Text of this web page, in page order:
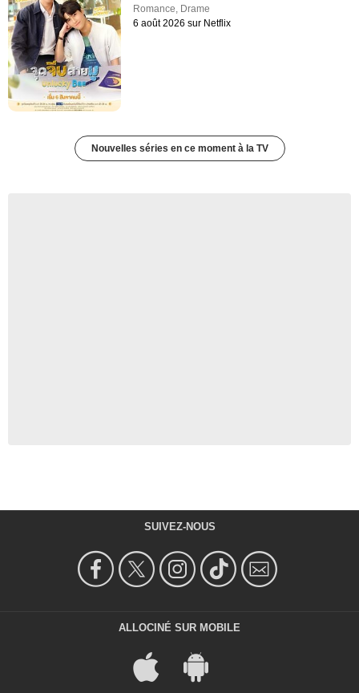
Romance, Drame
6 août 2026 sur Netflix
Nouvelles séries en ce moment à la TV
SUIVEZ-NOUS
ALLOCINÉ SUR MOBILE